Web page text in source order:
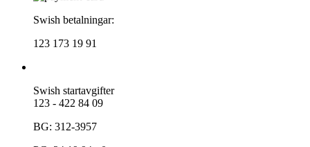
Swish betalningar:
123 173 19 91
Swish startavgifter
123 - 422 84 09
BG: 312-3957